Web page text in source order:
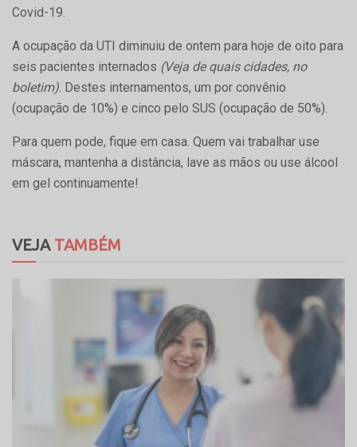
Covid-19.
A ocupação da UTI diminuiu de ontem para hoje de oito para
seis pacientes internados (Veja de quais cidades, no
boletim) . Destes internamentos, um por convênio
(ocupação de 10%) e cinco pelo SUS (ocupação de 50%).
Para quem pode, fique em casa. Quem vai trabalhar use
máscara, mantenha a distância, lave as mãos ou use álcool
em gel continuamente!
VEJATAMBÉM